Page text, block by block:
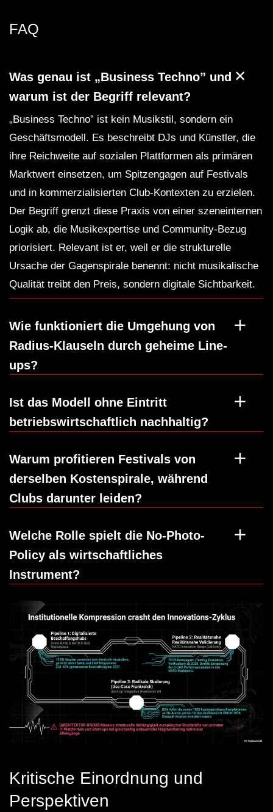
FAQ
Was genau ist „Business Techno” und
warum ist der Begriff relevant?
„Business Techno” ist kein Musikstil, sondern ein
Geschäftsmodell. Es beschreibt DJs und Künstler, die
ihre Reichweite auf sozialen Plattformen als primären
Marktwert einsetzen, um Spitzengagen auf Festivals
und in kommerzialisierten Club-Kontexten zu erzielen.
Der Begriff grenzt diese Praxis von einer szeneinternen
Logik ab, die Musikexpertise und Community-Bezug
priorisiert. Relevant ist er, weil er die strukturelle
Ursache der Gagenspirale benennt: nicht musikalische
Qualität treibt den Preis, sondern digitale Sichtbarkeit.
Wie funktioniert die Umgehung von
Radius-Klauseln durch geheime Line-
ups?
Ist das Modell ohne Eintritt
betriebswirtschaftlich nachhaltig?
Warum profitieren Festivals von
derselben Kostenspirale, während
Clubs darunter leiden?
Welche Rolle spielt die No-Photo-
Policy als wirtschaftliches
Instrument?
Kritische Einordnung und
Perspektiven